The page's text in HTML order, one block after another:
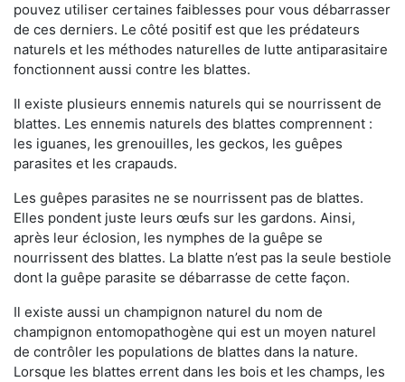
pouvez utiliser certaines faiblesses pour vous débarrasser
de ces derniers. Le côté positif est que les prédateurs
naturels et les méthodes naturelles de lutte antiparasitaire
fonctionnent aussi contre les blattes.
Il existe plusieurs ennemis naturels qui se nourrissent de
blattes. Les ennemis naturels des blattes comprennent :
les iguanes, les grenouilles, les geckos, les guêpes
parasites et les crapauds.
Les guêpes parasites ne se nourrissent pas de blattes.
Elles pondent juste leurs œufs sur les gardons. Ainsi,
après leur éclosion, les nymphes de la guêpe se
nourrissent des blattes. La blatte n’est pas la seule bestiole
dont la guêpe parasite se débarrasse de cette façon.
Il existe aussi un champignon naturel du nom de
champignon entomopathogène qui est un moyen naturel
de contrôler les populations de blattes dans la nature.
Lorsque les blattes errent dans les bois et les champs, les